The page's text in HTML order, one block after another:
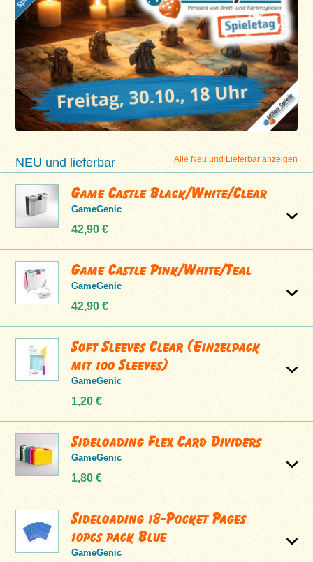
Alle Neu und Lieferbar anzeigen
NEU und lieferbar
Game Castle Black/White/Clear
GameGenic
42,90 €
Game Castle Pink/White/Teal
GameGenic
42,90 €
Soft Sleeves Clear (Einzelpack
mit 100 Sleeves)
GameGenic
1,20 €
Sideloading Flex Card Dividers
GameGenic
1,80 €
Sideloading 18-Pocket Pages
10pcs pack Blue
GameGenic